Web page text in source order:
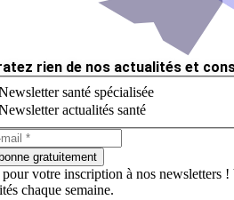
rien de nos actualités et
santé spécialisée
actualités santé
gratuitement
votre inscription à nos newsletters !
chaque semaine.